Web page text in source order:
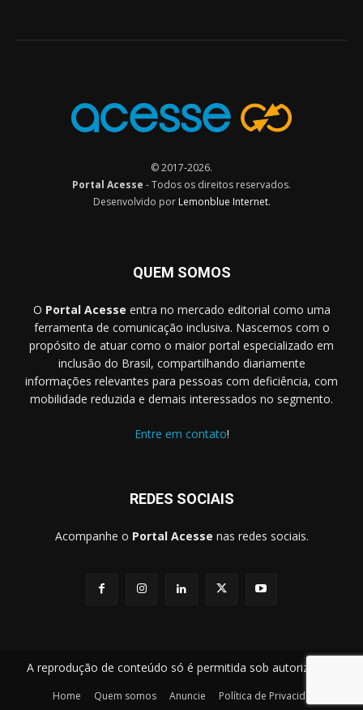
© 2017-2026.
Portal Acesse - Todos os direitos reservados.
Desenvolvido por Lemonblue Internet.
QUEM SOMOS
O Portal Acesse entra no mercado editorial como uma
ferramenta de comunicação inclusiva. Nascemos com o
propósito de atuar como o maior portal especializado em
inclusão do Brasil, compartilhando diariamente
informações relevantes para pessoas com deficiência, com
mobilidade reduzida e demais interessados no segmento.
Entre em contato!
REDES SOCIAIS
Acompanhe o Portal Acesse nas redes sociais.
A reprodução de conteúdo só é permitida sob autorização.
Home Quem somos Anuncie Política de Privacidade